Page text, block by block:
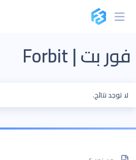
فور بت | Forbit
لا توجد نتائج.